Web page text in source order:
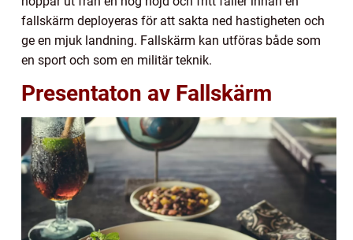
fallskärm deployeras för att sakta ned hastigheten och
ge en mjuk landning. Fallskärm kan utföras både som
en sport och som en militär teknik.
Presentaton av Fallskärm